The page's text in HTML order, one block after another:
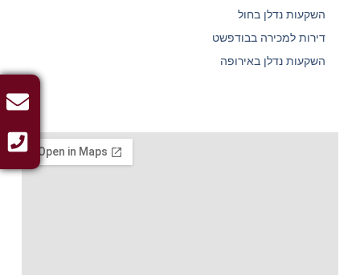
השקעות נדלן בחול
דירות למכירה בבודפשט
השקעות נדלן באירופה